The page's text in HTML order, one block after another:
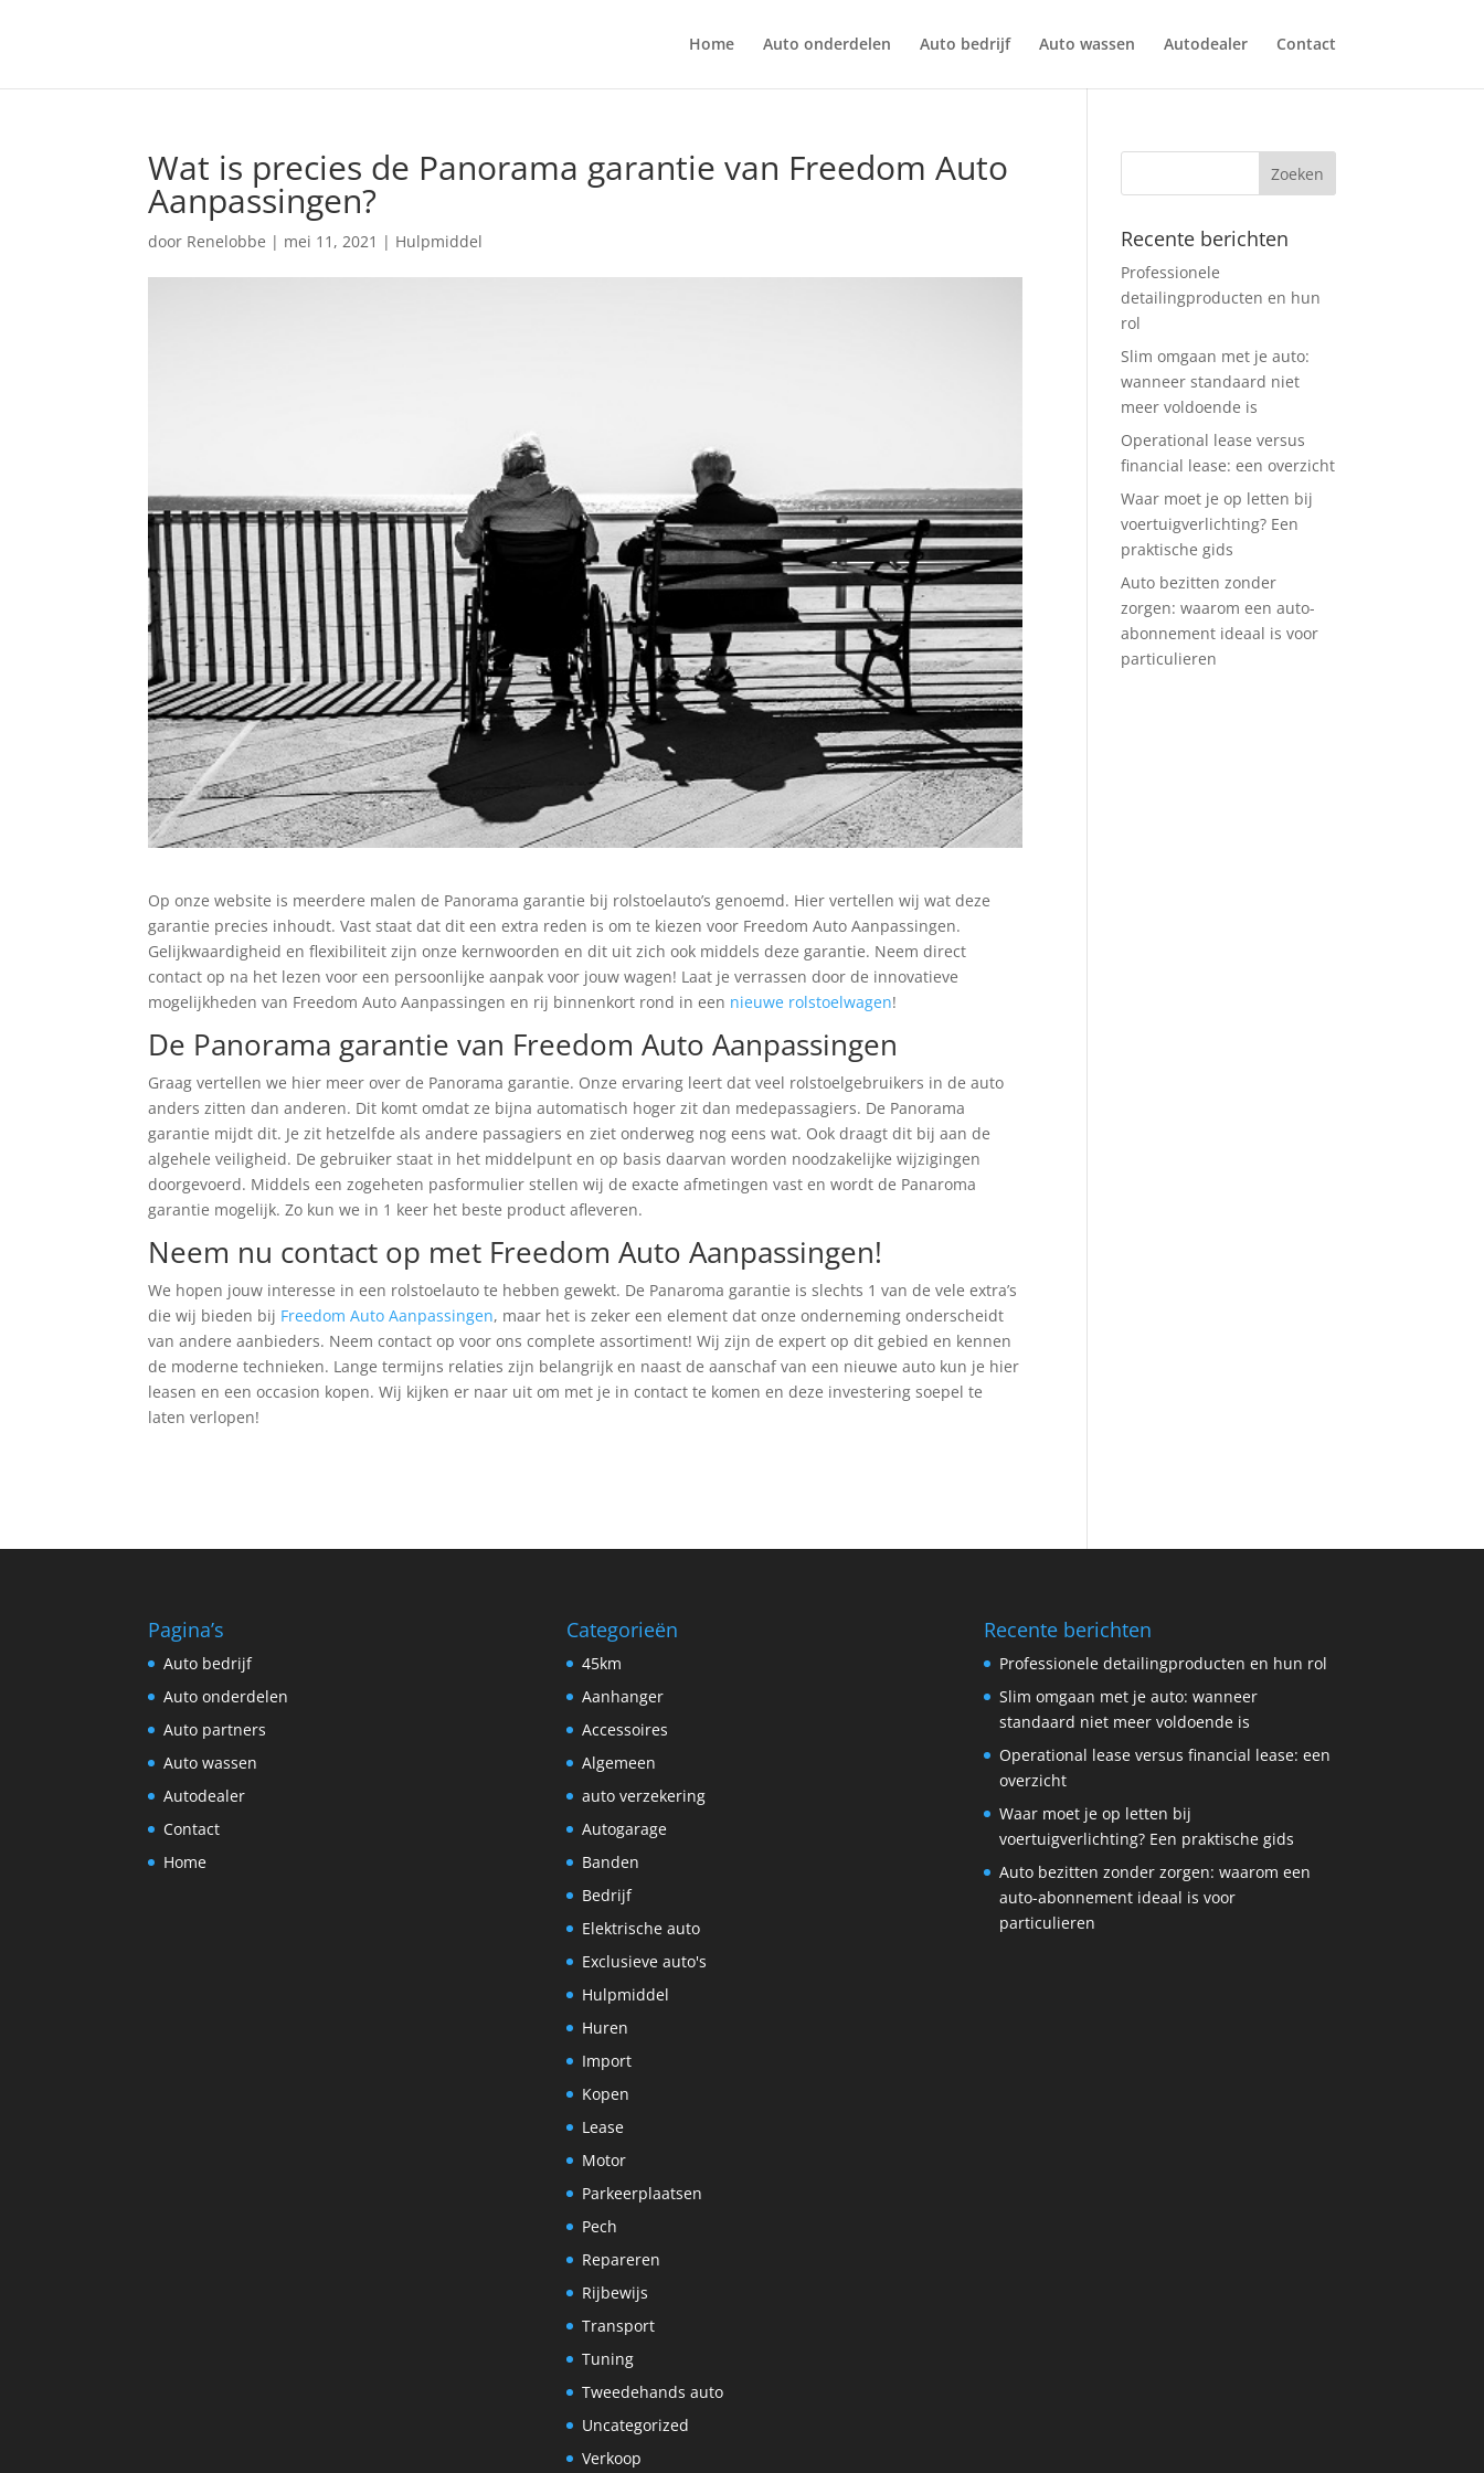
Home Auto onderdelen Auto bedrijf Auto wassen Autodealer Contact
Wat is precies de Panorama garantie van Freedom Auto
Aanpassingen?
door Renelobbe | mei 11, 2021 | Hulpmiddel
Op onze website is meerdere malen de Panorama garantie bij rolstoelauto’s genoemd. Hier vertellen wij wat deze
garantie precies inhoudt. Vast staat dat dit een extra reden is om te kiezen voor Freedom Auto Aanpassingen.
Gelijkwaardigheid en flexibiliteit zijn onze kernwoorden en dit uit zich ook middels deze garantie. Neem direct
contact op na het lezen voor een persoonlijke aanpak voor jouw wagen! Laat je verrassen door de innovatieve
mogelijkheden van Freedom Auto Aanpassingen en rij binnenkort rond in een nieuwe rolstoelwagen!
De Panorama garantie van Freedom Auto Aanpassingen
Graag vertellen we hier meer over de Panorama garantie. Onze ervaring leert dat veel rolstoelgebruikers in de auto
anders zitten dan anderen. Dit komt omdat ze bijna automatisch hoger zit dan medepassagiers. De Panorama
garantie mijdt dit. Je zit hetzelfde als andere passagiers en ziet onderweg nog eens wat. Ook draagt dit bij aan de
algehele veiligheid. De gebruiker staat in het middelpunt en op basis daarvan worden noodzakelijke wijzigingen
doorgevoerd. Middels een zogeheten pasformulier stellen wij de exacte afmetingen vast en wordt de Panaroma
garantie mogelijk. Zo kun we in 1 keer het beste product afleveren.
Neem nu contact op met Freedom Auto Aanpassingen!
We hopen jouw interesse in een rolstoelauto te hebben gewekt. De Panaroma garantie is slechts 1 van de vele extra’s
die wij bieden bij Freedom Auto Aanpassingen, maar het is zeker een element dat onze onderneming onderscheidt
van andere aanbieders. Neem contact op voor ons complete assortiment! Wij zijn de expert op dit gebied en kennen
de moderne technieken. Lange termijns relaties zijn belangrijk en naast de aanschaf van een nieuwe auto kun je hier
leasen en een occasion kopen. Wij kijken er naar uit om met je in contact te komen en deze investering soepel te
laten verlopen!
Recente berichten
Professionele
detailingproducten en hun
rol
Slim omgaan met je auto:
wanneer standaard niet
meer voldoende is
Operational lease versus
financial lease: een overzicht
Waar moet je op letten bij
voertuigverlichting? Een
praktische gids
Auto bezitten zonder
zorgen: waarom een auto-
abonnement ideaal is voor
particulieren
Pagina’s
Auto bedrijf
Auto onderdelen
Auto partners
Auto wassen
Autodealer
Contact
Home
Categorieën
45km
Aanhanger
Accessoires
Algemeen
auto verzekering
Autogarage
Banden
Bedrijf
Elektrische auto
Exclusieve auto's
Hulpmiddel
Huren
Import
Kopen
Lease
Motor
Parkeerplaatsen
Pech
Repareren
Rijbewijs
Transport
Tuning
Tweedehands auto
Uncategorized
Verkoop
Recente berichten
Professionele detailingproducten en hun rol
Slim omgaan met je auto: wanneer
standaard niet meer voldoende is
Operational lease versus financial lease: een
overzicht
Waar moet je op letten bij
voertuigverlichting? Een praktische gids
Auto bezitten zonder zorgen: waarom een
auto-abonnement ideaal is voor
particulieren